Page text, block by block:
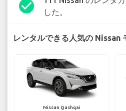
check_circle
した。
レンタルできる人気の Nissan
Nissan Qashqai